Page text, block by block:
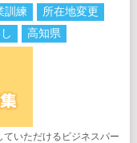
訓練
所在地変更
高知県
ていただけるビジネスパー